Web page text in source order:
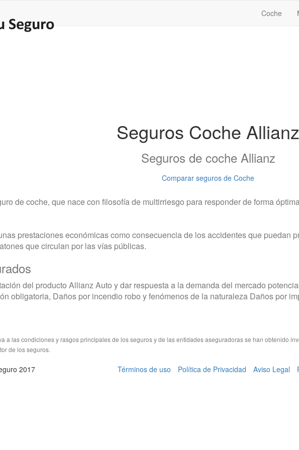
Coche
Seguros Coche Allianz
Seguros de coche Allianz
Comparar seguros de Coche
de coche, que nace con filosofía de multirriesgo para responder de forma
prestaciones económicas como consecuencia de los accidentes que puedan
que circulan por las vías públicas.
del producto Allianz Auto y dar respuesta a la demanda del mercado
obligatoria, Daños por incendio robo y fenómenos de la naturaleza Daños por
a las condiciones y rasgos principales de los seguros y de las entidades aseguradoras se han obtenido
de los seguros.
2017
Términos de uso Política de Privacidad Aviso Legal